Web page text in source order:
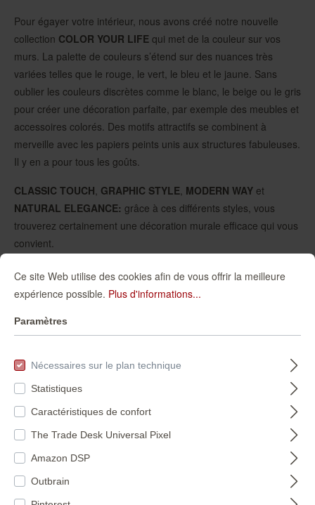
Pour égayer votre intérieur, nous avons créé notre nouvelle
collection COLOR YOUR LIFE qui met de la couleur sur vos
murs. La palette de couleurs s’étend sur des nuances très
variées telles que le rouge, le vert, le bleu et le jaune. Sans
oublier les couleurs discrètes comme le blanc, le beige ou le gris
pour créer une décoration parfaite, par exemple des meubles et
accessoires colorés. Des motifs attractifs se combinent à
merveille avec les papiers peints unis aux structures fabuleuses.
Il y en a pour tous les goûts.
CLASSIC TOUCH GRAPHIC STYLE MODERN WAY et
NATURAL ELEGANCE: grâce à ces différents styles, vous
trouverez certainement une décoration murale efficace qui vous
convient.
Découvrez color your
life
classic touch
Avec ses ornements classiques, sa structure ondulée fidèle à la
ligne et ses papiers peints unis harmonieux à l’éclat raffiné,
Ce site Web utilise des cookies afin de vous offrir la meilleure
expérience possible. Plus d'informations...
Paramètres
Nécessaires sur le plan technique
Statistiques
Caractéristiques de confort
The Trade Desk Universal Pixel
Amazon DSP
Outbrain